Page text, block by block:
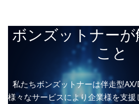
ボンズットナー
こと
私たちボンズットナーは伴走型AX/
様々なサービスにより企業様を支援